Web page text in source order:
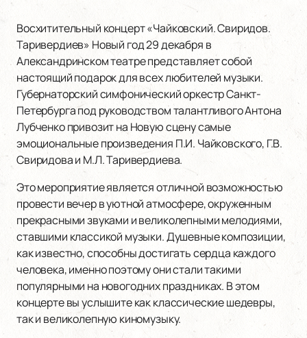
Восхитительный концерт «Чайковский. Свиридов.
Таривердиев» Новый год 29 декабря в
Александринском театре представляет собой
настоящий подарок для всех любителей музыки.
Губернаторский симфонический оркестр Санкт-
Петербурга под руководством талантливого Антона
Лубченко привозит на Новую сцену самые
эмоциональные произведения П.И. Чайковского, Г.В.
Свиридова и М.Л. Таривердиева.
Это мероприятие является отличной возможностью
провести вечер в уютной атмосфере, окруженным
прекрасными звуками и великолепными мелодиями,
ставшими классикой музыки. Душевные композиции,
как известно, способны достигать сердца каждого
человека, именно поэтому они стали такими
популярными на новогодних праздниках. В этом
концерте вы услышите как классические шедевры,
так и великолепную киномузыку.